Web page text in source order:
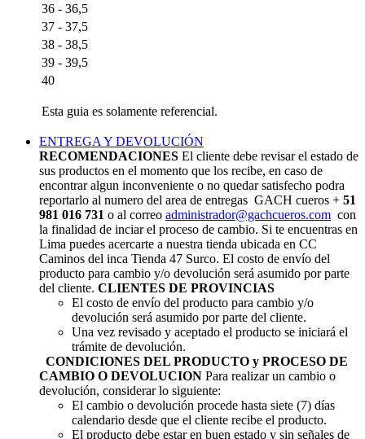
36 - 36,5
37 - 37,5
38 - 38,5
39 - 39,5
40
Esta guia es solamente referencial.
ENTREGA Y DEVOLUCIÓN
RECOMENDACIONES El cliente debe revisar el estado de
sus productos en el momento que los recibe, en caso de
encontrar algun inconveniente o no quedar satisfecho podra
reportarlo al numero del area de entregas GACH cueros + 51
981 016 731 o al correo administrador@gachcueros.com con
la finalidad de inciar el proceso de cambio. Si te encuentras en
Lima puedes acercarte a nuestra tienda ubicada en CC
Caminos del inca Tienda 47 Surco. El costo de envío del
producto para cambio y/o devolución será asumido por parte
del cliente. CLIENTES DE PROVINCIAS
El costo de envío del producto para cambio y/o
devolución será asumido por parte del cliente.
Una vez revisado y aceptado el producto se iniciará el
trámite de devolución.
CONDICIONES DEL PRODUCTO y PROCESO DE
CAMBIO O DEVOLUCION Para realizar un cambio o
devolución, considerar lo siguiente:
El cambio o devolución procede hasta siete (7) días
calendario desde que el cliente recibe el producto.
El producto debe estar en buen estado y sin señales de